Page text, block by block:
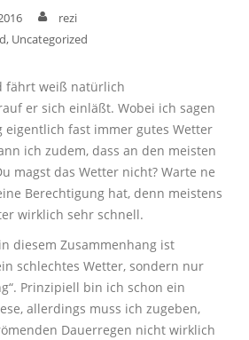
rezi
, Uncategorized
fährt weiß natürlich
er sich einläßt. Wobei ich sagen
eigentlich fast immer gutes Wetter
ich zudem, dass an den meisten
magst das Wetter nicht? Warte ne
Berechtigung hat, denn meistens
wirklich sehr schnell.
diesem Zusammenhang ist
schlechtes Wetter, sondern nur
Prinzipiell bin ich schon ein
allerdings muss ich zugeben,
Dauerregen nicht wirklich